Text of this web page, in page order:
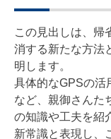
この見出しは、帰
消する新たな方法
明します。
具体的なGPSの活
など、親御さんた
の知識や工夫を紹
新常識と表現し、